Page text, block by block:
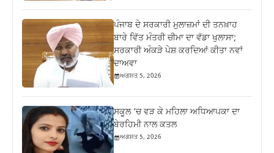
ਪੰਜਾਬ ਦੇ ਸਰਕਾਰੀ ਮੁਲਾਜ਼ਮਾਂ ਦੀ ਤਨਖ਼ਾਹ
ਬਾਰੇ ਵਿੱਤ ਮੰਤਰੀ ਚੀਮਾ ਦਾ ਵੱਡਾ ਖੁਲਾਸਾ;
ਸਰਕਾਰੀ ਅੰਕੜੇ ਪੇਸ਼ ਕਰਦਿਆਂ ਕੀਤਾ ਨਵਾਂ
ਦਾਅਵਾ
ਅਗਸਤ 5, 2026
ਸਕੂਲ ‘ਚ ਵੜ ਕੇ ਮਹਿਲਾ ਅਧਿਆਪਕਾ ਦਾ
ਬੇਰਹਿਮੀ ਨਾਲ ਕਤਲ
ਅਗਸਤ 5, 2026